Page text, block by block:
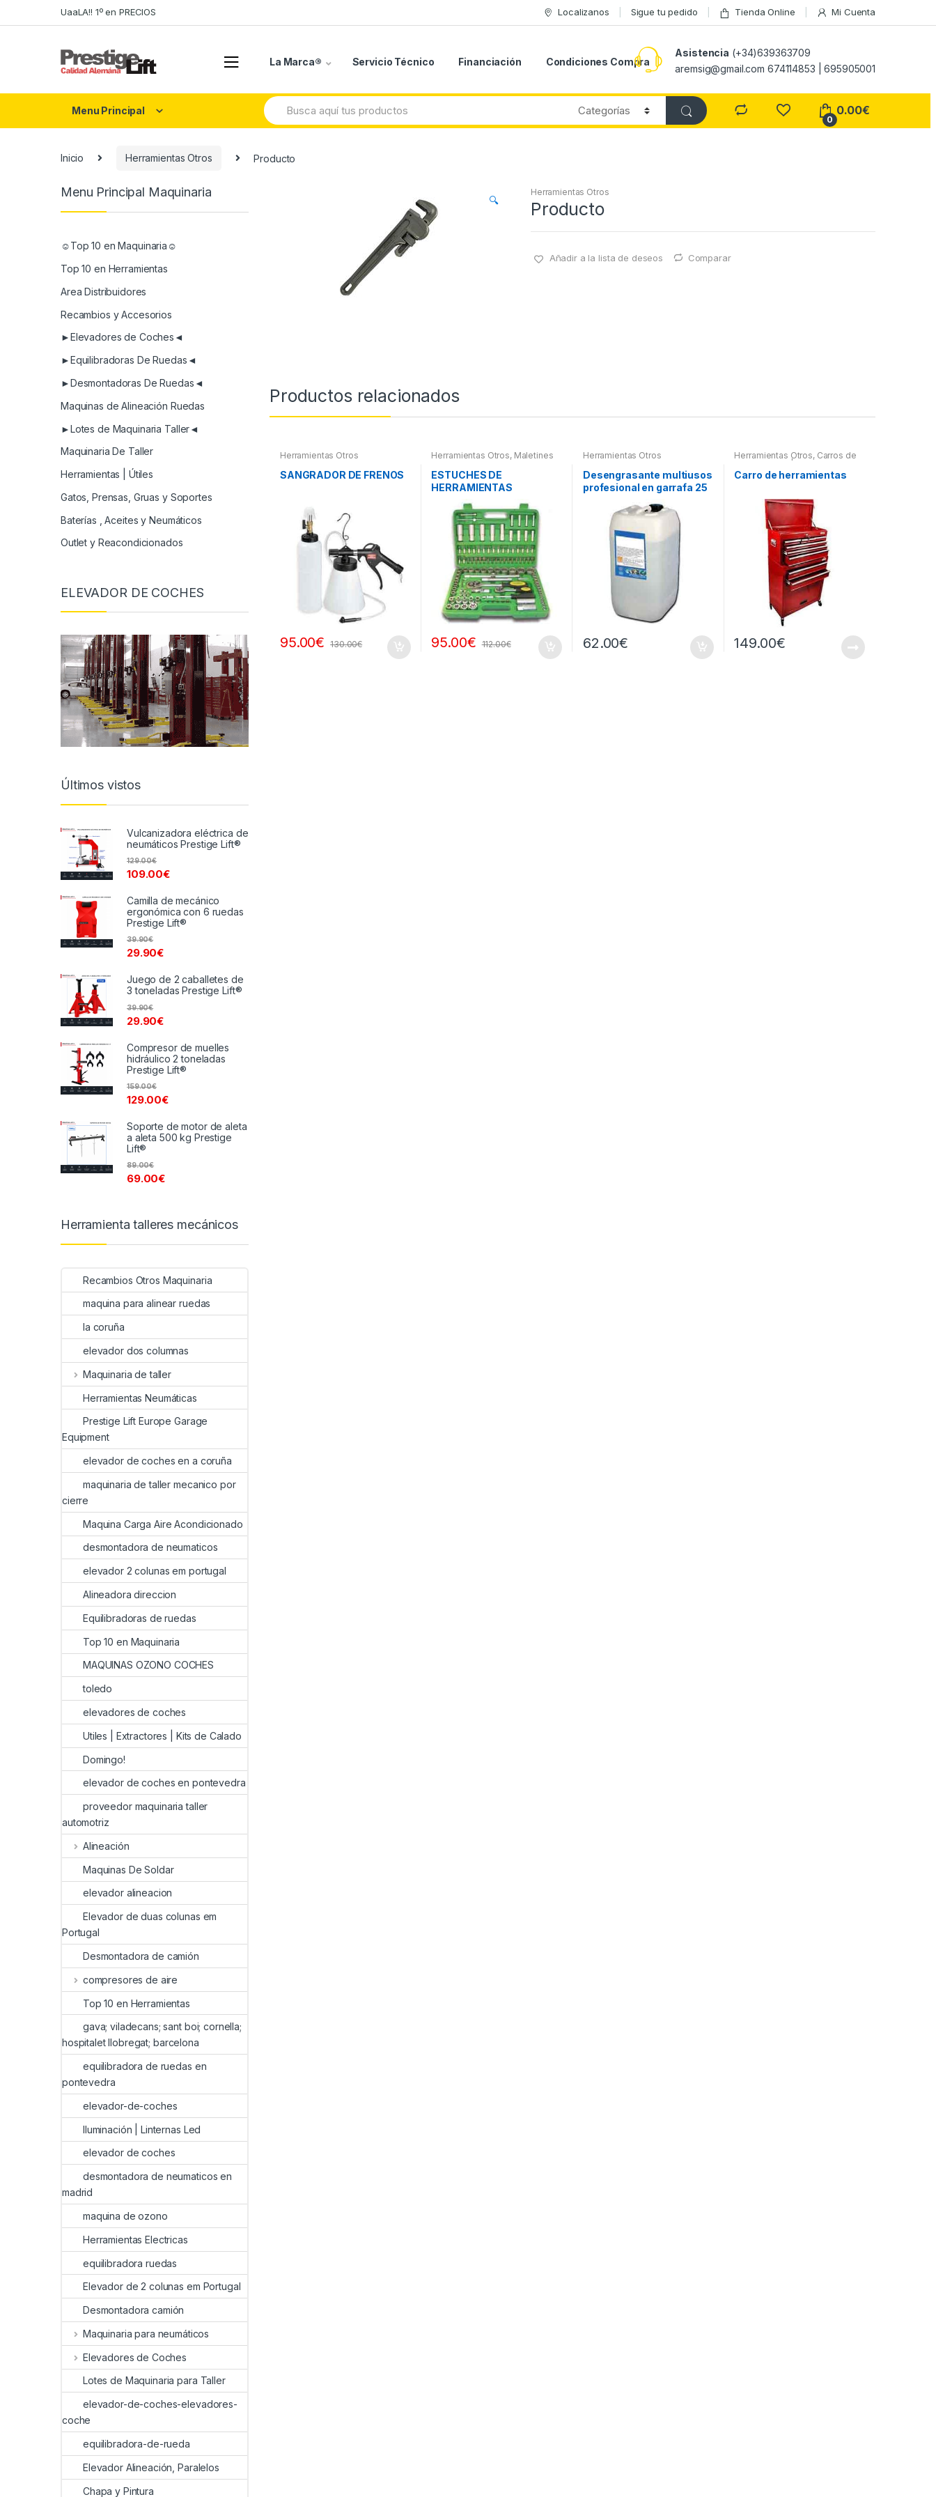
to
to
UaaLA!! 1º en PRECIOS Localizanos Sigue tu pedido Tienda Online Mi Cuenta
La Marca® Servicio Técnico Financiación Condiciones Compra
Asistencia (+34)639363709
aremsig@gmail.com 674114853 | 695905001
Menu Principal
Search
for:
0
0.00€
Inicio Herramientas Otros Producto
🔍
Herramientas Otros
Producto
Añadir a la lista de deseos Comparar
Productos relacionados
Herramientas Otros
SANGRADOR DE FRENOS
95.00€ 130.00€
Herramientas Otros, Maletines
Compresímetros, otros
ESTUCHES DE
HERRAMIENTAS
95.00€ 112.00€
Herramientas Otros
Desengrasante multiusos
profesional en garrafa 25
62.00€
Herramientas Otros, Carros de
Herramientas | Bancos
Carro de herramientas
149.00€
Menu Principal Maquinaria
☺Top 10 en Maquinaria☺
Top 10 en Herramientas
Area Distribuidores
Recambios y Accesorios
►Elevadores de Coches◄
►Equilibradoras De Ruedas◄
►Desmontadoras De Ruedas◄
Maquinas de Alineación Ruedas
►Lotes de Maquinaria Taller◄
Maquinaria De Taller
Herramientas | Útiles
Gatos, Prensas, Gruas y Soportes
Baterías , Aceites y Neumáticos
Outlet y Reacondicionados
ELEVADOR DE COCHES
Últimos vistos
Vulcanizadora eléctrica de
neumáticos Prestige Lift®
109.00€
129.00€
Camilla de mecánico
ergonómica con 6 ruedas
Prestige Lift®
29.90€
39.90€
Juego de 2 caballetes de
3 toneladas Prestige Lift®
29.90€
39.90€
Compresor de muelles
hidráulico 2 toneladas
Prestige Lift®
129.00€
159.00€
Soporte de motor de aleta
a aleta 500 kg Prestige
Lift®
69.00€
89.00€
Herramienta talleres mecánicos
Recambios Otros Maquinaria
maquina para alinear ruedas
la coruña
elevador dos columnas
Maquinaria de taller
Herramientas Neumáticas
Prestige Lift Europe Garage
Equipment
elevador de coches en a coruña
maquinaria de taller mecanico por
cierre
Maquina Carga Aire Acondicionado
desmontadora de neumaticos
elevador 2 colunas em portugal
Alineadora direccion
Equilibradoras de ruedas
Top 10 en Maquinaria
MAQUINAS OZONO COCHES
toledo
elevadores de coches
Utiles | Extractores | Kits de Calado
Domingo!
elevador de coches en pontevedra
proveedor maquinaria taller
automotriz
Alineación
Maquinas De Soldar
elevador alineacion
Elevador de duas colunas em
Portugal
Desmontadora de camión
compresores de aire
Top 10 en Herramientas
gava; viladecans; sant boi; cornella;
hospitalet llobregat; barcelona
equilibradora de ruedas en
pontevedra
elevador-de-coches
Iluminación | Linternas Led
elevador de coches
desmontadora de neumaticos en
madrid
maquina de ozono
Herramientas Electricas
equilibradora ruedas
Elevador de 2 colunas em Portugal
Desmontadora camión
Maquinaria para neumáticos
Elevadores de Coches
Lotes de Maquinaria para Taller
elevador-de-coches-elevadores-
coche
equilibradora-de-rueda
Elevador Alineación, Paralelos
Chapa y Pintura